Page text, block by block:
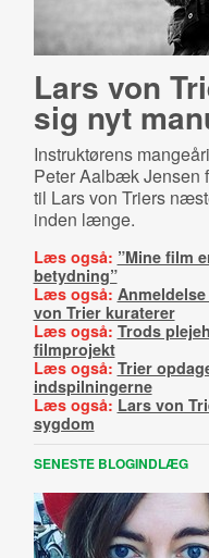
Lars von
sig nyt
Instruktørens
Peter Aalbæk Jensen
til Lars von Triers
inden længe.
Læs også: ”Mine film
betydning”
Læs også:
von Trier kuraterer
Læs også: Trods
filmprojekt
Læs også: Trier
indspilningerne
Læs også: Lars von
sygdom
SENESTE BLOGINDLÆG